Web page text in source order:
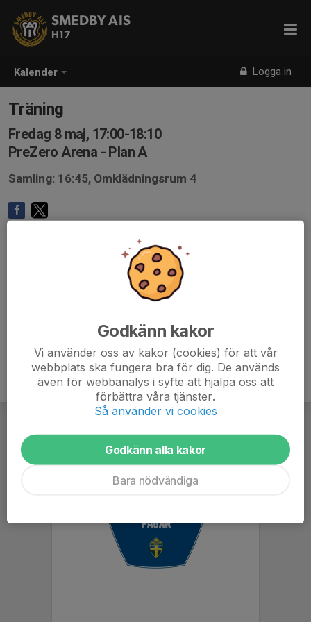
Kalender Logga in
SMEDBY AIS
H17
Träning
Fredag 8 maj, 17:00-18:10
PreZero Arena - Plan A
Samling: 16:45, Omklädningsrum 4
Godkänn kakor
Vi använder oss av kakor (cookies) för att vår
webbplats ska fungera bra för dig. De används
även för webbanalys i syfte att hjälpa oss att
förbättra våra tjänster.
Så använder vi cookies
Godkänn alla kakor
Bara nödvändiga